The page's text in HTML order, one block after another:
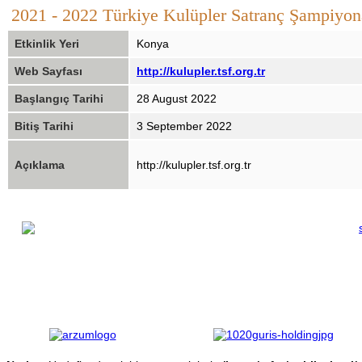
2021 - 2022 Türkiye Kulüpler Satranç
Etkinlik Yeri Konya
Web Sayfası http://kulupler.tsf.org.tr
Başlangıç Tarihi 28 August 2022
Bitiş Tarihi 3 September 2022
Açıklama http://kulupler.tsf.org.tr